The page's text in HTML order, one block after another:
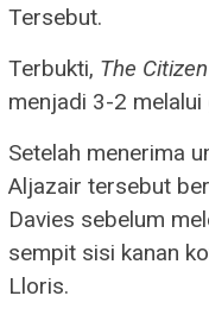
Tersebut.
Terbukti, The Citizen
menjadi 3-2
Setelah menerima
Aljazair tersebut
Davies sebelum
sempit sisi kanan
Lloris.